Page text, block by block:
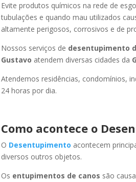
Evite produtos químicos na rede de
tubulações e quando mau utilizados
altamente perigosos, corrosivos e de
Nossos serviços de desentupimento
Gustavo atendem diversas cidades da
Atendemos residências, condomínios,
24 horas por dia.
Como acontece o
O Desentupimento acontecem
diversos outros objetos.
Os entupimentos de canos são